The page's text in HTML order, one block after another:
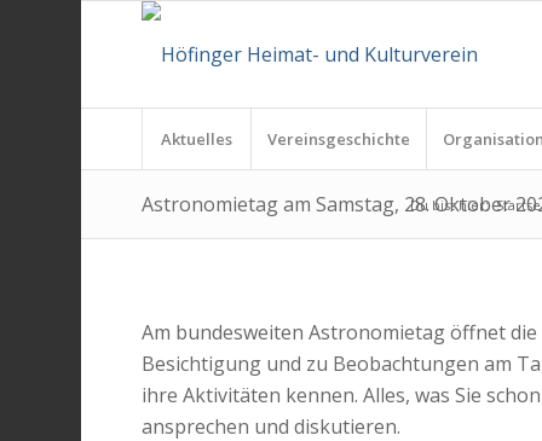
Aktuelles Vereinsgeschichte Organisation
Astronomietag am Samstag, 28. Oktober
Du bist hier:
Am bundesweiten Astronomietag öffnet
Besichtigung und zu Beobachtungen am
ihre Aktivitäten kennen. Alles, was Sie
ansprechen und diskutieren.